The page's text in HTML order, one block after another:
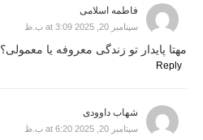
فاطمه اسلامی
سپتامبر 20, 2025 at 3:09 ب.ظ
مهتا پایدار تو زندگی معروفه یا معمولی؟
Reply
شهاب داوودی
سپتامبر 20, 2025 at 6:20 ب.ظ